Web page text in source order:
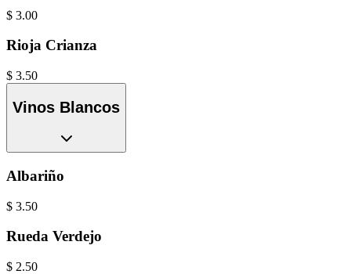
$ 3.00
Rioja Crianza
$ 3.50
Vinos Blancos
Albariño
$ 3.50
Rueda Verdejo
$ 2.50